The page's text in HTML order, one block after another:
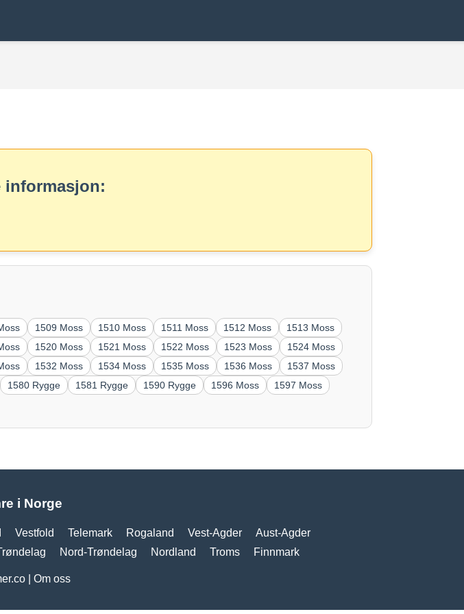
informasjon:
1509 Moss 1510 Moss 1511 Moss 1512 Moss
1513 Moss
1520 Moss 1521 Moss 1522 Moss 1523 Moss
1524 Moss
1532 Moss 1534 Moss 1535 Moss 1536 Moss
1537 Moss
1580 Rygge 1581 Rygge 1590 Rygge 1596 Moss
1597 Moss
i Norge
Vestfold Telemark Rogaland Vest-Agder
Aust-Agder
Nord-Trøndelag Nordland Troms Finnmark
| Om oss